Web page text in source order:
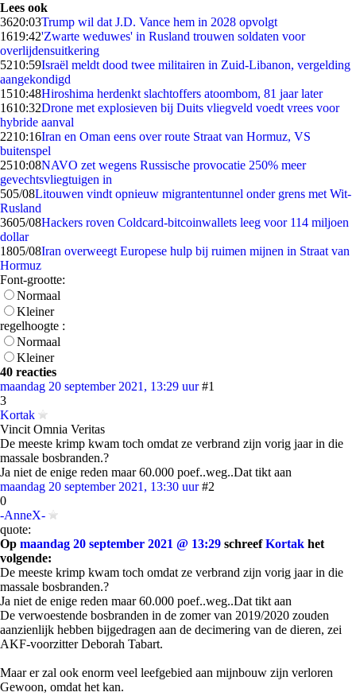
Lees ook
3620:03Trump wil dat J.D. Vance hem in 2028 opvolgt
1619:42'Zwarte weduwes' in Rusland trouwen soldaten voor
overlijdensuitkering
5210:59Israël meldt dood twee militairen in Zuid-Libanon, vergelding
aangekondigd
1510:48Hiroshima herdenkt slachtoffers atoombom, 81 jaar later
1610:32Drone met explosieven bij Duits vliegveld voedt vrees voor
hybride aanval
2210:16Iran en Oman eens over route Straat van Hormuz, VS
buitenspel
2510:08NAVO zet wegens Russische provocatie 250% meer
gevechtsvliegtuigen in
505/08Litouwen vindt opnieuw migrantentunnel onder grens met Wit-
Rusland
3605/08Hackers roven Coldcard-bitcoinwallets leeg voor 114 miljoen
dollar
1805/08Iran overweegt Europese hulp bij ruimen mijnen in Straat van
Hormuz
Font-grootte:
Normaal
Kleiner
regelhoogte :
Normaal
Kleiner
40 reacties
maandag 20 september 2021, 13:29 uur #1
3
Kortak
Vincit Omnia Veritas
De meeste krimp kwam toch omdat ze verbrand zijn vorig jaar in die
massale bosbranden.?
Ja niet de enige reden maar 60.000 poef..weg..Dat tikt aan
maandag 20 september 2021, 13:30 uur #2
0
-AnneX-
quote:
Op maandag 20 september 2021 @ 13:29 schreefKortak het
volgende:
De meeste krimp kwam toch omdat ze verbrand zijn vorig jaar in die
massale bosbranden.?
Ja niet de enige reden maar 60.000 poef..weg..Dat tikt aan
De verwoestende bosbranden in de zomer van 2019/2020 zouden
aanzienlijk hebben bijgedragen aan de decimering van de dieren, zei
AKF-voorzitter Deborah Tabart.
Maar er zal ook enorm veel leefgebied aan mijnbouw zijn verloren
Gewoon, omdat het kan.